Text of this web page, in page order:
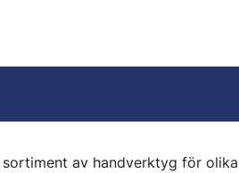
av handverktyg för